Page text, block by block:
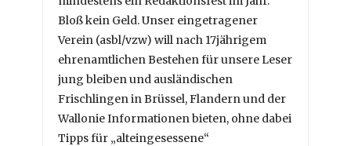
Bloß kein Geld. Unser eingetragener
Verein (asbl/vzw) will nach 17jährigem
ehrenamtlichen Bestehen für unsere Leser
jung bleiben und ausländischen
Frischlingen in Brüssel, Flandern und der
Wallonie Informationen bieten, ohne dabei
Tipps für „alteingesessene“